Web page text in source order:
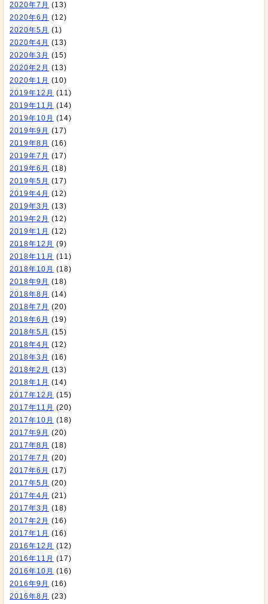
2020年7月 (13)
2020年6月 (12)
2020年5月 (1)
2020年4月 (13)
2020年3月 (15)
2020年2月 (13)
2020年1月 (10)
2019年12月 (11)
2019年11月 (14)
2019年10月 (14)
2019年9月 (17)
2019年8月 (16)
2019年7月 (17)
2019年6月 (18)
2019年5月 (17)
2019年4月 (12)
2019年3月 (13)
2019年2月 (12)
2019年1月 (12)
2018年12月 (9)
2018年11月 (11)
2018年10月 (18)
2018年9月 (18)
2018年8月 (14)
2018年7月 (20)
2018年6月 (19)
2018年5月 (15)
2018年4月 (12)
2018年3月 (16)
2018年2月 (13)
2018年1月 (14)
2017年12月 (15)
2017年11月 (20)
2017年10月 (18)
2017年9月 (20)
2017年8月 (18)
2017年7月 (20)
2017年6月 (17)
2017年5月 (20)
2017年4月 (21)
2017年3月 (18)
2017年2月 (16)
2017年1月 (16)
2016年12月 (12)
2016年11月 (17)
2016年10月 (16)
2016年9月 (16)
2016年8月 (23)